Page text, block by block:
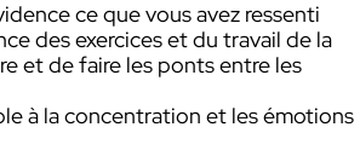
ce que vous avez ressenti
des exercices et du travail de la
et de faire les ponts entre les
à la concentration et les émotions